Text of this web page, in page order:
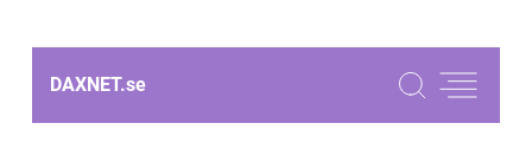
DAXNET.se